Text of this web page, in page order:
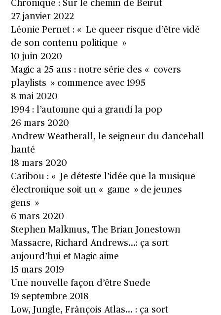
Chronique : Sur le chemin de Beirut
27 janvier 2022
Léonie Pernet : « Le queer risque d’être vidé
de son contenu politique »
10 juin 2020
Magic a 25 ans : notre série des « covers
playlists » commence avec 1995
8 mai 2020
1994 : l’automne qui a grandi la pop
26 mars 2020
Andrew Weatherall, le seigneur du dancehall
hanté
18 mars 2020
Caribou : « Je déteste l’idée que la musique
électronique soit un « game » de jeunes
gens »
6 mars 2020
Stephen Malkmus, The Brian Jonestown
Massacre, Richard Andrews…: ça sort
aujourd’hui et Magic aime
15 mars 2019
Une nouvelle façon d’être Suede
19 septembre 2018
Low, Jungle, Frànçois Atlas… : ça sort